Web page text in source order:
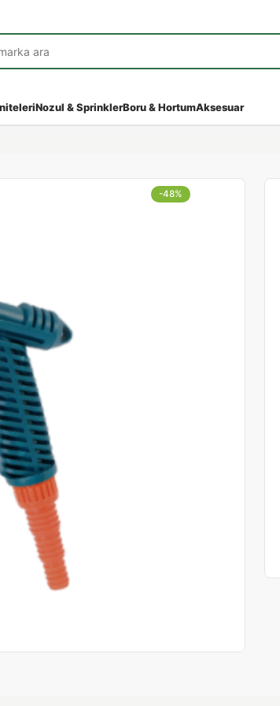
Nozul & SprinklerBoru & HortumAksesuar
-48%